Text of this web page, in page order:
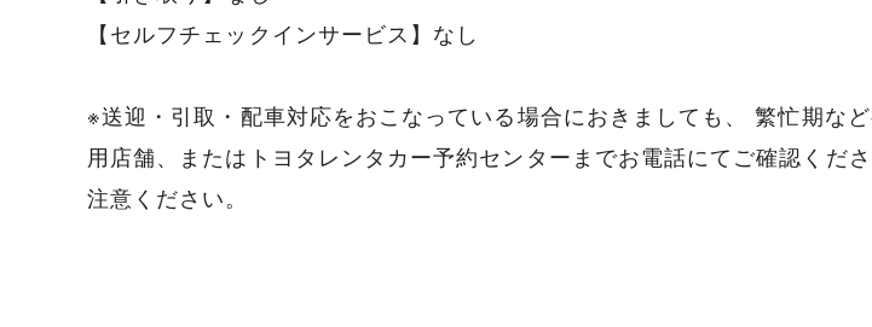
【セルフチェックインサービス】なし
※送迎・引取・配車対応をおこなっている場合におきましても、 繁忙期な
用店舗、またはトヨタレンタカー予約センターまでお電話にてご確認くだ
注意ください。